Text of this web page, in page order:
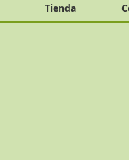
Tienda